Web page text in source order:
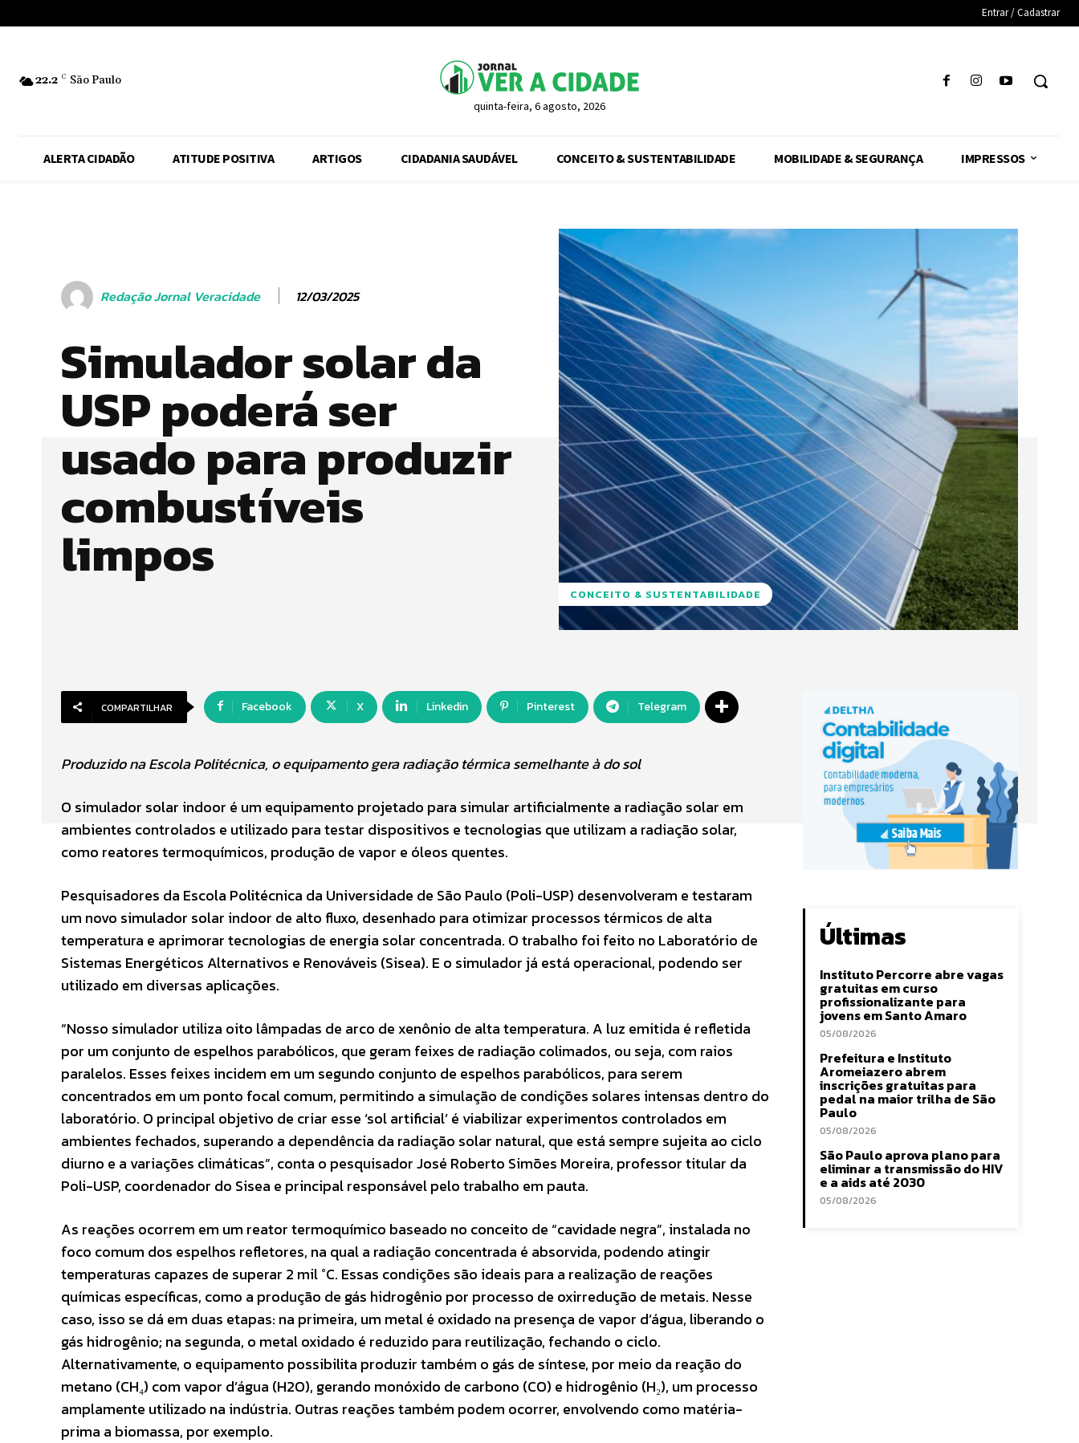
Entrar / Cadastrar
22.2 C São Paulo
quinta-feira, 6 agosto, 2026
ALERTA CIDADÃO ATITUDE POSITIVA ARTIGOS CIDADANIA SAUDÁVEL CONCEITO & SUSTENTABILIDADE MOBILIDADE & SEGURANÇA IMPRESSOS
Redação Jornal Veracidade 12/03/2025
Simulador solar da
USP poderá ser
usado para produzir
combustíveis
limpos
CONCEITO & SUSTENTABILIDADE
COMPARTILHAR Facebook X Linkedin Pinterest Telegram
Produzido na Escola Politécnica, o equipamento gera radiação térmica semelhante à do sol
O simulador solar indoor é um equipamento projetado para simular artificialmente a radiação solar em
ambientes controlados e utilizado para testar dispositivos e tecnologias que utilizam a radiação solar,
como reatores termoquímicos, produção de vapor e óleos quentes.
Pesquisadores da Escola Politécnica da Universidade de São Paulo (Poli-USP) desenvolveram e testaram
um novo simulador solar indoor de alto fluxo, desenhado para otimizar processos térmicos de alta
temperatura e aprimorar tecnologias de energia solar concentrada. O trabalho foi feito no Laboratório de
Sistemas Energéticos Alternativos e Renováveis (Sisea). E o simulador já está operacional, podendo ser
utilizado em diversas aplicações.
“Nosso simulador utiliza oito lâmpadas de arco de xenônio de alta temperatura. A luz emitida é refletida
por um conjunto de espelhos parabólicos, que geram feixes de radiação colimados, ou seja, com raios
paralelos. Esses feixes incidem em um segundo conjunto de espelhos parabólicos, para serem
concentrados em um ponto focal comum, permitindo a simulação de condições solares intensas dentro do
laboratório. O principal objetivo de criar esse ‘sol artificial’ é viabilizar experimentos controlados em
ambientes fechados, superando a dependência da radiação solar natural, que está sempre sujeita ao ciclo
diurno e a variações climáticas”, conta o pesquisador José Roberto Simões Moreira, professor titular da
Poli-USP, coordenador do Sisea e principal responsável pelo trabalho em pauta.
As reações ocorrem em um reator termoquímico baseado no conceito de “cavidade negra”, instalada no
foco comum dos espelhos refletores, na qual a radiação concentrada é absorvida, podendo atingir
temperaturas capazes de superar 2 mil °C. Essas condições são ideais para a realização de reações
químicas específicas, como a produção de gás hidrogênio por processo de oxirredução de metais. Nesse
caso, isso se dá em duas etapas: na primeira, um metal é oxidado na presença de vapor d’água, liberando o
gás hidrogênio; na segunda, o metal oxidado é reduzido para reutilização, fechando o ciclo.
Alternativamente, o equipamento possibilita produzir também o gás de síntese, por meio da reação do
metano (CH₄) com vapor d’água (H2O), gerando monóxido de carbono (CO) e hidrogênio (H₂), um processo
amplamente utilizado na indústria. Outras reações também podem ocorrer, envolvendo como matéria-
prima a biomassa, por exemplo.
Últimas
Instituto Percorre abre vagas
gratuitas em curso
profissionalizante para
jovens em Santo Amaro
05/08/2026
Prefeitura e Instituto
Aromeiazero abrem
inscrições gratuitas para
pedal na maior trilha de São
Paulo
05/08/2026
São Paulo aprova plano para
eliminar a transmissão do HIV
e a aids até 2030
05/08/2026